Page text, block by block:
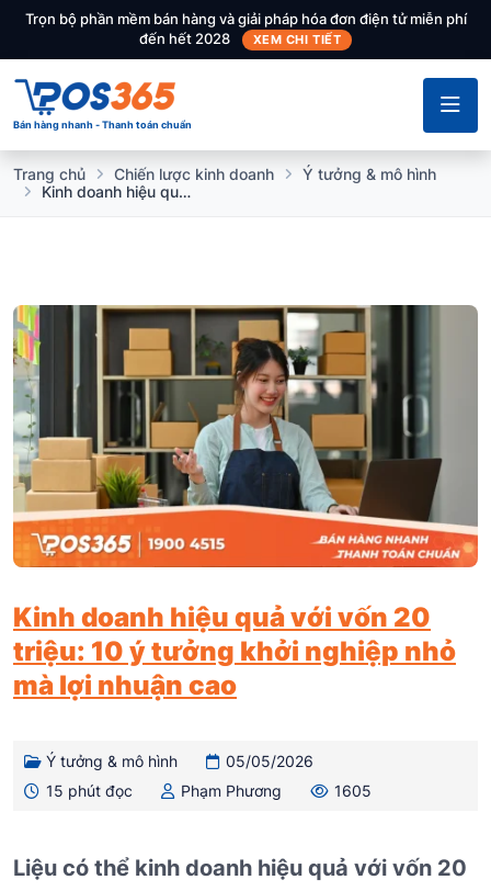
Trọn bộ phần mềm bán hàng và giải pháp hóa đơn điện tử miễn phí
đến hết 2028
XEM CHI TIẾT
Bán hàng nhanh - Thanh toán chuẩn
Trang chủ Chiến lược kinh doanh
Ý tưởng & mô hình
Kinh doanh hiệu quả với vốn 20 triệu: 10 ý tưởng khởi nghiệp nhỏ mà lợi nhuận cao
Kinh doanh hiệu quả với vốn 20
triệu: 10 ý tưởng khởi nghiệp nhỏ
mà lợi nhuận cao
Ý tưởng & mô hình
05/05/2026
15 phút đọc
Phạm Phương 1605
Liệu có thể kinh doanh hiệu quả với vốn 20